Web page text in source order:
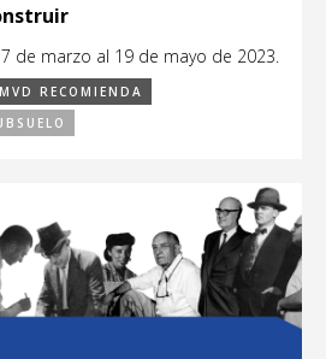
de marzo al 19 de mayo de 2023.
RECOMIENDA